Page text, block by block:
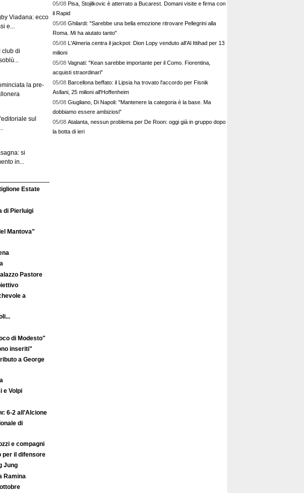
Viadana: ecco
e...
club di
la pre-
sul
si
in...
Estate
di Pierluigi
Mantova"
Pastore
a
di Modesto"
inseriti"
a George
e Volpi
6-2 all’Alcione
di
e compagni
per il difensore
Jung
Ramina
05/08 Pisa, Stojilkovic è atterrato a Bucarest. Domani visite e firma con
il Rapid
05/08 Ghilardi: "Sarebbe una bella emozione ritrovare Pellegrini alla
Roma. Mi ha aiutato tanto"
05/08 L'Almeria centra il jackpot: Dion Lopy venduto all'Al Ittihad per 13
milioni
05/08 Vagnati: "Kean sarebbe importante per il Como. Fiorentina,
acquisti straordinari"
05/08 Barcellona beffato: il Lipsia ha trovato l'accordo per Fisnik
Asllani, 25 milioni all'Hoffenheim
05/08 Giugliano, Di Napoli: "Mantenere la categoria è la base. Ma
dobbiamo essere ambiziosi"
05/08 Atalanta, nessun problema per De Roon: oggi già in gruppo dopo
la botta di ieri